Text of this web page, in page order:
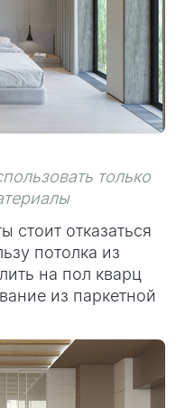
только
стоит отказаться
потолка из
на пол кварц
из паркетной